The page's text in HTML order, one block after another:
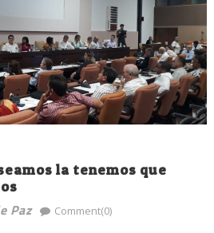
la tenemos que
Paz Comment(0)